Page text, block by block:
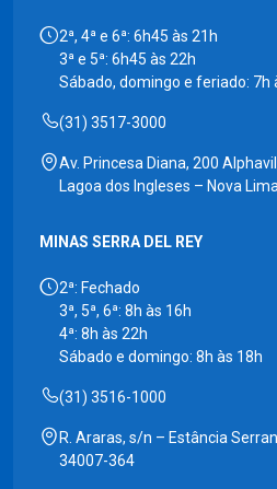
2ª, 4ª e 6ª: 6h45 às 21h
3ª e 5ª: 6h45 às 22h
Sábado, domingo e feriado: 7h
(31) 3517-3000
Av. Princesa Diana, 200
Lagoa dos Ingleses – Nova
MINAS SERRA DEL REY
2ª: Fechado
3ª, 5ª, 6ª: 8h às 16h
4ª: 8h às 22h
Sábado e domingo: 8h às 18h
(31) 3516-1000
R. Araras, s/n – Estância
34007-364